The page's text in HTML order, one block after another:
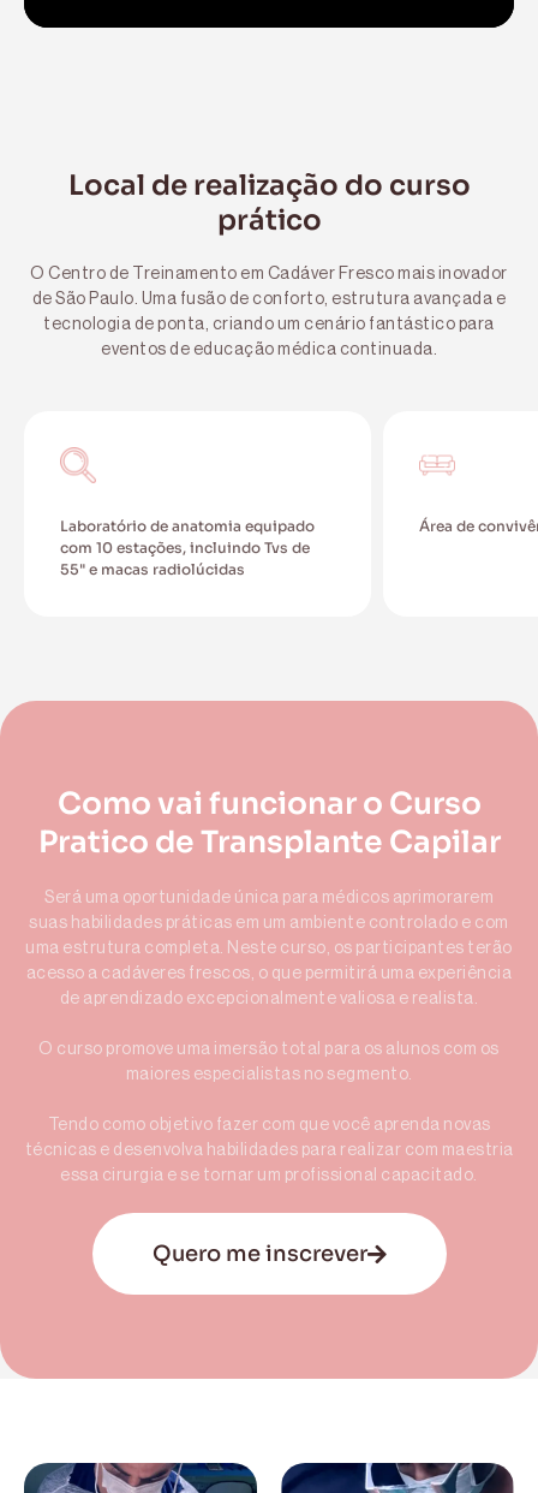
Local de realização do curso
prático
O Centro de Treinamento em Cadáver Fresco mais inovador
de São Paulo. Uma fusão de conforto, estrutura avançada e
tecnologia de ponta, criando um cenário fantástico para
eventos de educação médica continuada.
Laboratório de anatomia equipado
com 10 estações, incluindo Tvs de
55" e macas radiolúcidas
Área de
Como vai funcionar o Curso
Pratico de Transplante Capilar
Será uma oportunidade única para médicos aprimorarem
suas habilidades práticas em um ambiente controlado e com
uma estrutura completa. Neste curso, os participantes terão
acesso a cadáveres frescos, o que permitirá uma experiência
de aprendizado excepcionalmente valiosa e realista.
O curso promove uma imersão total para os alunos com os
maiores especialistas no segmento.
Tendo como objetivo fazer com que você aprenda novas
técnicas e desenvolva habilidades para realizar com maestria
essa cirurgia e se tornar um profissional capacitado.
Quero me inscrever